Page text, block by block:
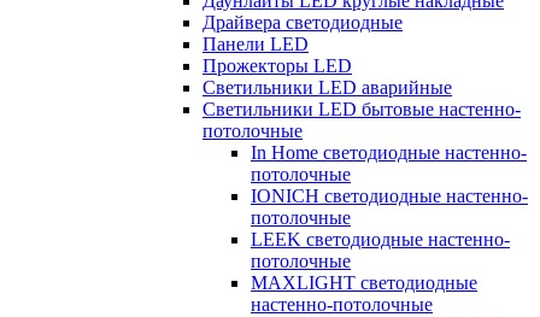
Драйвера светодиодные
Панели LED
Прожекторы LED
Светильники LED аварийные
Светильники LED бытовые настенно-
потолочные
In Home светодиодные настенно-
потолочные
IONICH светодиодные настенно-
потолочные
LEEK светодиодные настенно-
потолочные
MAXLIGHT светодиодные
настенно-потолочные